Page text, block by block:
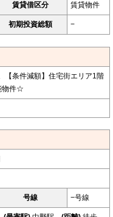
賃貸借区分 賃貸物件
初期投資総額 −
【条件減額】住宅街エリア1階
物件☆
号線 −号線